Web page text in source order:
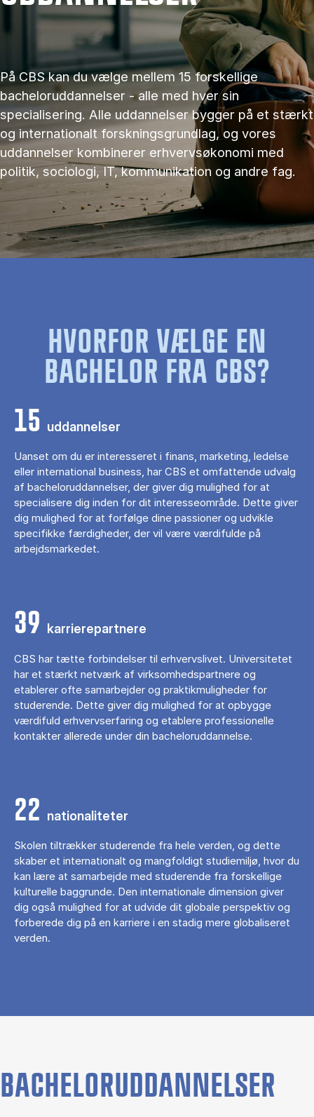
På CBS kan du vælge mellem 15 forskellige
bacheloruddannelser - alle med hver sin
specialisering. Alle uddannelser bygger på et stærkt
og internationalt forskningsgrundlag, og vores
uddannelser kombinerer erhvervsøkonomi med
politik, sociologi, IT, kommunikation og andre fag.
HVORFOR VÆLGE EN
BACHELOR FRA CBS?
15 uddannelser
Uanset om du er interesseret i finans, marketing, ledelse
eller international business, har CBS et omfattende udvalg
af bacheloruddannelser, der giver dig mulighed for at
specialisere dig inden for dit interesseområde. Dette giver
dig mulighed for at forfølge dine passioner og udvikle
specifikke færdigheder, der vil være værdifulde på
arbejdsmarkedet.
39 karrierepartnere
CBS har tætte forbindelser til erhvervslivet. Universitetet
har et stærkt netværk af virksomhedspartnere og
etablerer ofte samarbejder og praktikmuligheder for
studerende. Dette giver dig mulighed for at opbygge
værdifuld erhvervserfaring og etablere professionelle
kontakter allerede under din bacheloruddannelse.
22 nationaliteter
Skolen tiltrækker studerende fra hele verden, og dette
skaber et internationalt og mangfoldigt studiemiljø, hvor du
kan lære at samarbejde med studerende fra forskellige
kulturelle baggrunde. Den internationale dimension giver
dig også mulighed for at udvide dit globale perspektiv og
forberede dig på en karriere i en stadig mere globaliseret
verden.
BACHELORUDDANNELSER